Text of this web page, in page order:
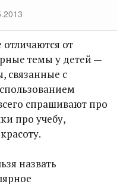
от
темы у детей —
связанные с
спрашивают про
про учебу,
назвать